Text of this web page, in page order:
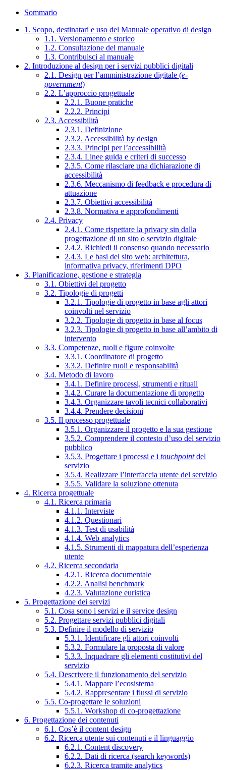
Sommario
1. Scopo, destinatari e uso del Manuale operativo di design
1.1. Versionamento e storico
1.2. Consultazione del manuale
1.3. Contribuisci al manuale
2. Introduzione al design per i servizi pubblici digitali
2.1. Design per l’amministrazione digitale (e-
government)
2.2. L’approccio progettuale
2.2.1. Buone pratiche
2.2.2. Principi
2.3. Accessibilità
2.3.1. Definizione
2.3.2. Accessibilità by design
2.3.3. Principi per l’accessibilità
2.3.4. Linee guida e criteri di successo
2.3.5. Come rilasciare una dichiarazione di
accessibilità
2.3.6. Meccanismo di feedback e procedura di
attuazione
2.3.7. Obiettivi accessibilità
2.3.8. Normativa e approfondimenti
2.4. Privacy
2.4.1. Come rispettare la privacy sin dalla
progettazione di un sito o servizio digitale
2.4.2. Richiedi il consenso quando necessario
2.4.3. Le basi del sito web: architettura,
informativa privacy, riferimenti DPO
3. Pianificazione, gestione e strategia
3.1. Obiettivi del progetto
3.2. Tipologie di progetti
3.2.1. Tipologie di progetto in base agli attori
coinvolti nel servizio
3.2.2. Tipologie di progetto in base al focus
3.2.3. Tipologie di progetto in base all’ambito di
intervento
3.3. Competenze, ruoli e figure coinvolte
3.3.1. Coordinatore di progetto
3.3.2. Definire ruoli e responsabilità
3.4. Metodo di lavoro
3.4.1. Definire processi, strumenti e rituali
3.4.2. Curare la documentazione di progetto
3.4.3. Organizzare tavoli tecnici collaborativi
3.4.4. Prendere decisioni
3.5. Il processo progettuale
3.5.1. Organizzare il progetto e la sua gestione
3.5.2. Comprendere il contesto d’uso del servizio
pubblico
3.5.3. Progettare i processi e i touchpointdel
servizio
3.5.4. Realizzare l’interfaccia utente del servizio
3.5.5. Validare la soluzione ottenuta
4. Ricerca progettuale
4.1. Ricerca primaria
4.1.1. Interviste
4.1.2. Questionari
4.1.3. Test di usabilità
4.1.4. Web analytics
4.1.5. Strumenti di mappatura dell’esperienza
utente
4.2. Ricerca secondaria
4.2.1. Ricerca documentale
4.2.2. Analisi benchmark
4.2.3. Valutazione euristica
5. Progettazione dei servizi
5.1. Cosa sono i servizi e il service design
5.2. Progettare servizi pubblici digitali
5.3. Definire il modello di servizio
5.3.1. Identificare gli attori coinvolti
5.3.2. Formulare la proposta di valore
5.3.3. Inquadrare gli elementi costitutivi del
servizio
5.4. Descrivere il funzionamento del servizio
5.4.1. Mappare l’ecosistema
5.4.2. Rappresentare i flussi di servizio
5.5. Co-progettare le soluzioni
5.5.1. Workshop di co-progettazione
6. Progettazione dei contenuti
6.1. Cos’è il content design
6.2. Ricerca utente sui contenuti e il linguaggio
6.2.1. Content discovery
6.2.2. Dati di ricerca (search keywords)
6.2.3. Ricerca tramite analytics